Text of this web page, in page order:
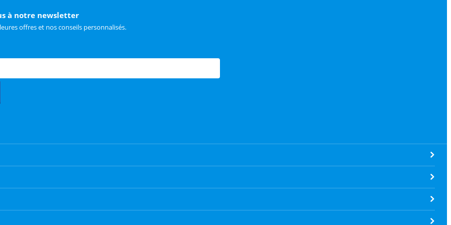
à notre newsletter
offres et nos conseils personnalisés.